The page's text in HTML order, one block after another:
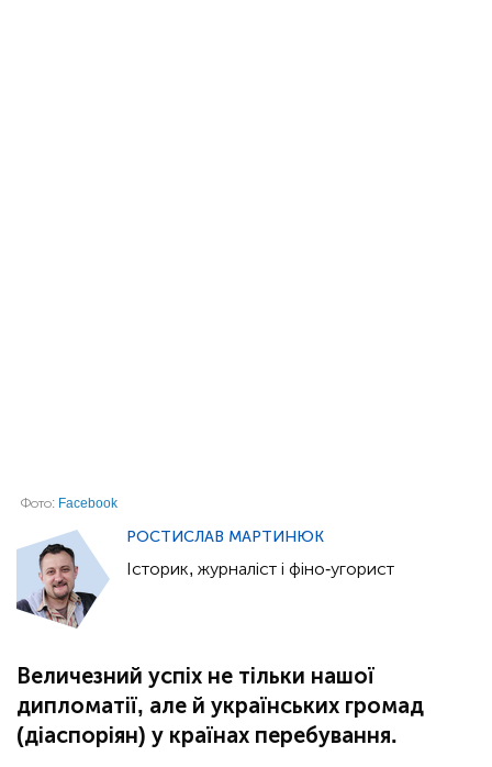
Фото: Facebook
Величезний успіх не тільки нашої
дипломатії, але й українських громад
(діаспоріян) у країнах перебування.
РОСТИСЛАВ МАРТИНЮК
Історик, журналіст і фіно-угорист